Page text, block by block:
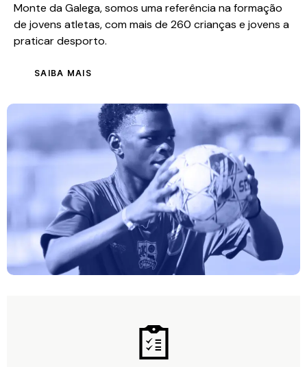
Monte da Galega, somos uma referência na formação
de jovens atletas, com mais de 260 crianças e jovens a
praticar desporto.
SAIBA MAIS